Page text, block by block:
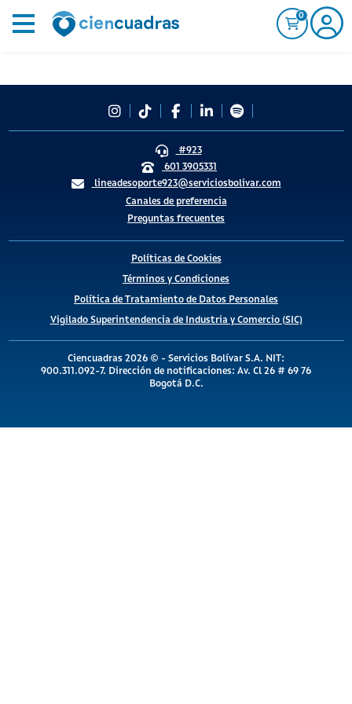
0
#923
601 3905331
lineadesoporte923@serviciosbolivar.com
Canales de preferencia
Preguntas frecuentes
Políticas de Cookies
Términos y Condiciones
Política de Tratamiento de Datos Personales
Vigilado Superintendencia de Industria y Comercio (SIC)
Ciencuadras 2026 © - Servicios Bolívar S.A. NIT:
900.311.092-7. Dirección de notificaciones: Av. Cl 26 # 69 76
Bogotá D.C.